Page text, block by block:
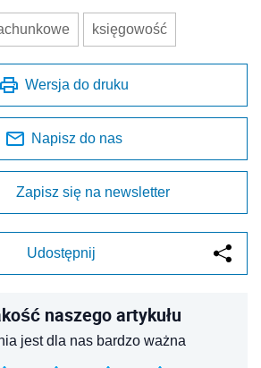
księgowość
Wersja do druku
Napisz do nas
Zapisz się na newsletter
Udostępnij
naszego artykułu
jest dla nas bardzo ważna